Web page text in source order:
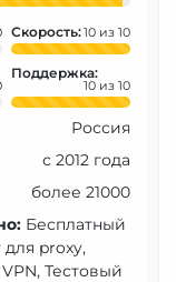
Скорость:10
Поддержка:
10
Россия
с 2012 года
более 21000
Бесплатный
proxy,
Тестовый